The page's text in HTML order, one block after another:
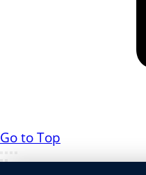
Go to Top